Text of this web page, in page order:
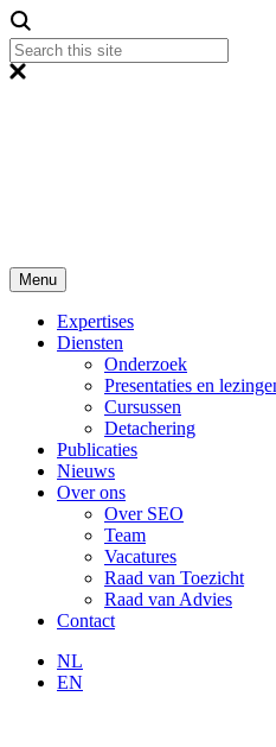
Menu
Expertises
Diensten
Onderzoek
Presentaties en
Cursussen
Detachering
Publicaties
Nieuws
Over ons
Over SEO
Team
Vacatures
Raad van Toezicht
Raad van Advies
Contact
NL
EN